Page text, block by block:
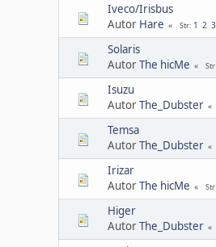
Iveco/Irisbus
Autor Hare Str 1 2 3
Solaris
AutorThe hicMe Str
Isuzu
AutorThe_Dubster
Temsa
AutorThe_Dubster
Irizar
AutorThe hicMe Str
Higer
AutorThe_Dubster